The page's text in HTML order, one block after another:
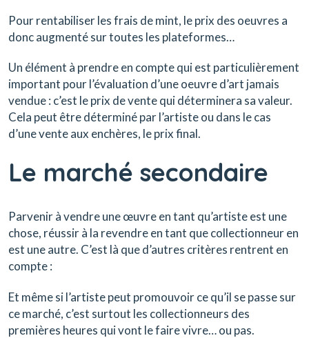
Pour rentabiliser les frais de mint, le prix des oeuvres a
donc augmenté sur toutes les plateformes…
Un élément à prendre en compte qui est particulièrement
important pour l’évaluation d’une oeuvre d’art jamais
vendue : c’est le prix de vente qui déterminera sa valeur.
Cela peut être déterminé par l’artiste ou dans le cas
d’une vente aux enchères, le prix final.
Le marché secondaire
Parvenir à vendre une œuvre en tant qu’artiste est une
chose, réussir à la revendre en tant que collectionneur en
est une autre. C’est là que d’autres critères rentrent en
compte :
Et même si l’artiste peut promouvoir ce qu’il se passe sur
ce marché, c’est surtout les collectionneurs des
premières heures qui vont le faire vivre… ou pas.